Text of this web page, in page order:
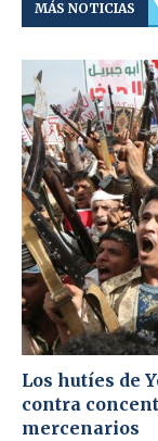
MÁS NOTICIAS
Los hutíes de
contra
mercenarios